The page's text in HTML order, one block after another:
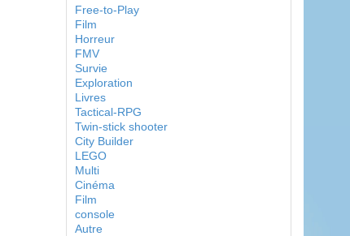
Free-to-Play
Film
Horreur
FMV
Survie
Exploration
Livres
Tactical-RPG
Twin-stick shooter
City Builder
LEGO
Multi
Cinéma
Film
console
Autre